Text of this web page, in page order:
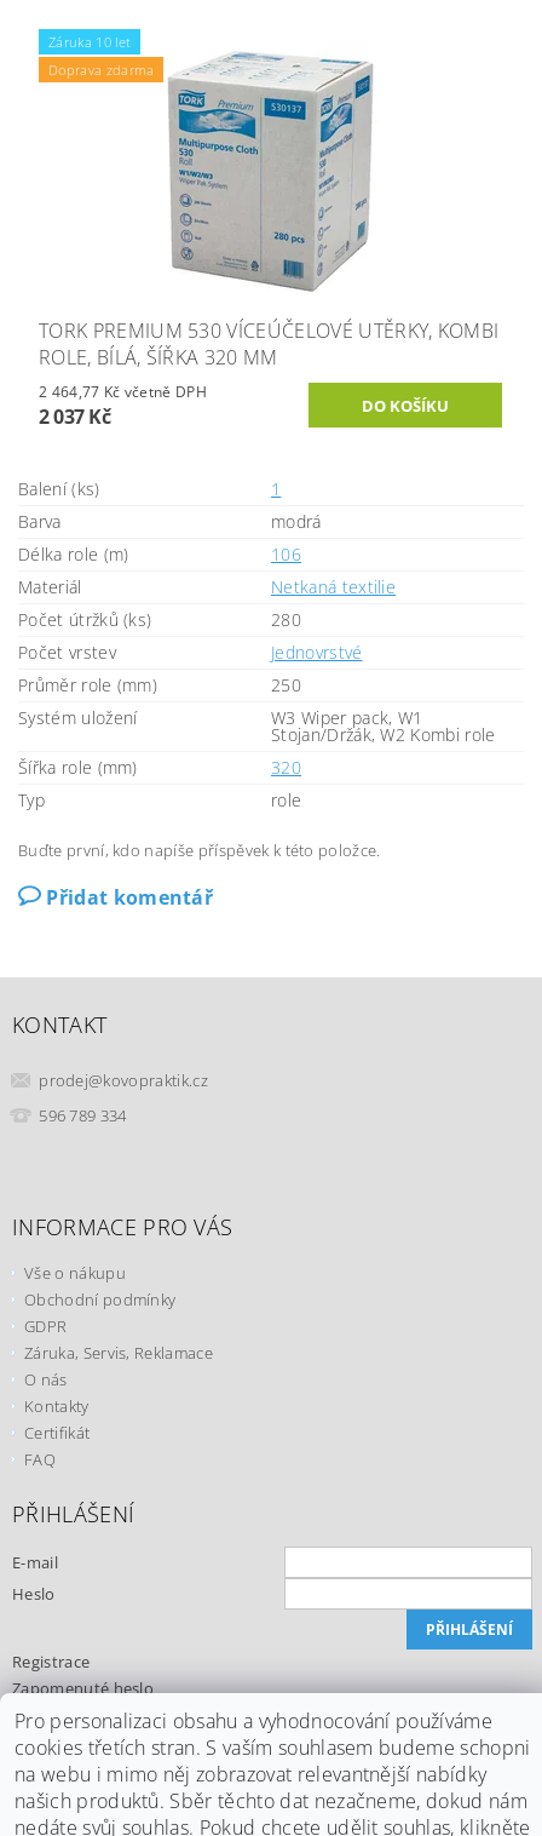
Záruka 10 let
Doprava zdarma
TORK PREMIUM 530 VÍCEÚČELOVÉ UTĚRKY, KOMBI
ROLE, BÍLÁ, ŠÍŘKA 320 MM
2 464,77 Kč včetně DPH
2 037 Kč
Balení (ks)
1
Barva
modrá
Délka role (m)
106
Materiál
Netkaná textilie
Počet útržků (ks)
280
Počet vrstev
Jednovrstvé
Průměr role (mm)
250
Systém uložení
W3 Wiper pack, W1
Stojan/Držák, W2 Kombi role
Šířka role (mm)
320
Typ
role
Buďte první, kdo napíše příspěvek k této položce.
Přidat komentář
KONTAKT
prodej@kovopraktik.cz
596 789 334
INFORMACE PRO VÁS
Vše o nákupu
Obchodní podmínky
GDPR
Záruka, Servis, Reklamace
O nás
Kontakty
Certifikát
FAQ
PŘIHLÁŠENÍ
E-mail
Heslo
Registrace
Zapomenuté heslo
2026 © Office24.cz , všechna práva vyhrazenaUpravit nastavení cookies
Pro personalizaci obsahu a vyhodnocování používáme
cookies třetích stran. S vaším souhlasem budeme schopni
na webu i mimo něj zobrazovat relevantnější nabídky
našich produktů. Sběr těchto dat nezačneme, dokud nám
nedáte svůj souhlas. Pokud chcete udělit souhlas, klikněte